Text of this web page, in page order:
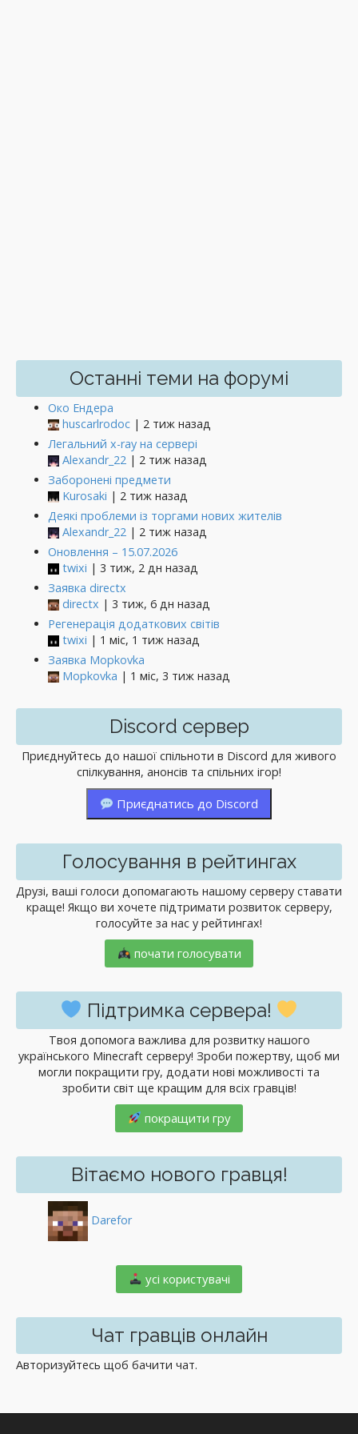
Останні теми на форумі
Око Ендера
huscarlrodoc | 2 тиж назад
Легальний x-ray на сервері
Alexandr_22 | 2 тиж назад
Заборонені предмети
Kurosaki | 2 тиж назад
Деякі проблеми із торгами нових жителів
Alexandr_22 | 2 тиж назад
Оновлення – 15.07.2026
twixi | 3 тиж, 2 дн назад
Заявка directx
directx | 3 тиж, 6 дн назад
Регенерація додаткових світів
twixi | 1 міс, 1 тиж назад
Заявка Mopkovka
Mopkovka | 1 міс, 3 тиж назад
Discord сервер
Приєднуйтесь до нашої спільноти в Discord для живого
спілкування, анонсів та спільних ігор!
Приєднатись до Discord
Голосування в рейтингах
Друзі, ваші голоси допомагають нашому серверу ставати
краще! Якщо ви хочете підтримати розвиток серверу,
голосуйте за нас у рейтингах!
почати голосувати
Підтримка сервера!
Твоя допомога важлива для розвитку нашого
українського Minecraft серверу! Зроби пожертву, щоб ми
могли покращити гру, додати нові можливості та
зробити світ ще кращим для всіх гравців!
покращити гру
Вітаємо нового гравця!
Darefor
️ усі користувачі
Чат гравців онлайн
Авторизуйтесь щоб бачити чат.